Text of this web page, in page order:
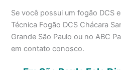
Se você possui um fogão DCS
Técnica Fogão DCS Chácara
Grande São Paulo ou no ABC
em contato conosco.